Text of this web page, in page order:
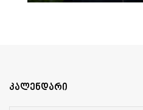
კალენდარი